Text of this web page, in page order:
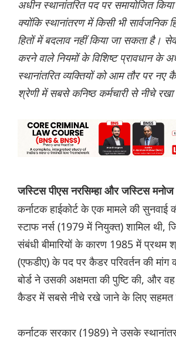
अधीन स्थानांतरित पद पर समायोजित किया
क्योंकि स्थानांतरण में किसी भी सार्वजनिक
हितों में बदलाव नहीं किया जा सकता है।
करने वाले नियमों के विशिष्ट प्रावधान के
स्थानांतरित व्यक्तियों को आम तौर पर नए
श्रेणी में सबसे कनिष्ठ कर्मचारी से नीचे रखा
जस्टिस पीएस नरसिम्हा और जस्टिस मनोज
कर्नाटक हाईकोर्ट के एक मामले की सुनवाई
स्टाफ नर्स (1979 में नियुक्त) शामिल थी,
संबंधी बीमारियों के कारण 1985 में प्रथम
(एफडीए) के पद पर कैडर परिवर्तन की
बोर्ड ने उसकी अक्षमता की पुष्टि की, और
कैडर में सबसे नीचे रखे जाने के लिए सहमत
कर्नाटक सरकार (1989) ने उसके